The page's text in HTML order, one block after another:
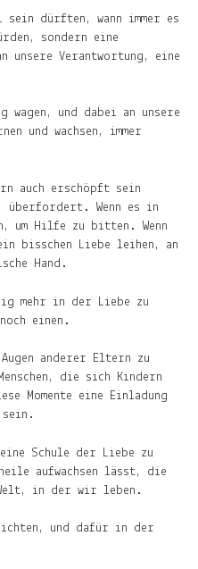
sein dürften, wann immer es
sondern eine
unsere Verantwortung, eine
wagen, und dabei an unsere
und wachsen, immer
auch erschöpft sein
Wenn es in
um Hilfe zu bitten. Wenn
bisschen Liebe leihen, an
Hand.
mehr in der Liebe zu
einen.
anderer Eltern zu
die sich Kindern
Momente eine Einladung
Schule der Liebe zu
aufwachsen lässt, die
in der wir leben.
und dafür in der